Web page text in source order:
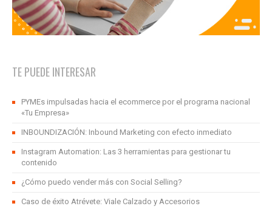
TE PUEDE INTERESAR
PYMEs impulsadas hacia el ecommerce por el programa nacional
«Tu Empresa»
INBOUNDIZACIÓN: Inbound Marketing con efecto inmediato
Instagram Automation: Las 3 herramientas para gestionar tu
contenido
¿Cómo puedo vender más con Social Selling?
Caso de éxito Atrévete: Viale Calzado y Accesorios